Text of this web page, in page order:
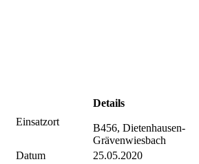
Einsatzort
Details
B456, Dietenhausen-
Grävenwiesbach
Datum
25.05.2020